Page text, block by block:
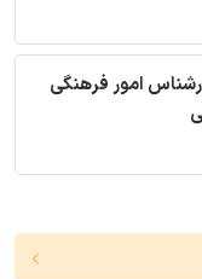
امور فرهنگی